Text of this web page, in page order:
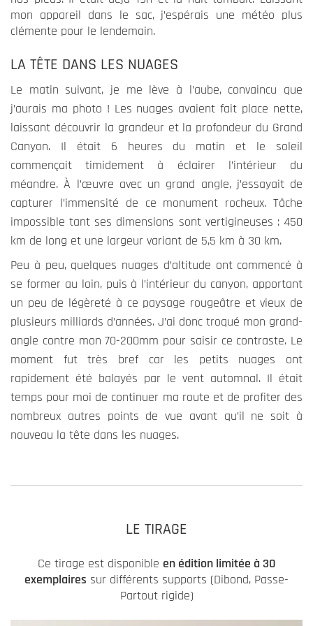
mon appareil dans le sac, j’espérais une météo plus
clémente pour le lendemain.
LA TÊTE DANS LES NUAGES
Le matin suivant, je me lève à l’aube, convaincu que
j’aurais ma photo ! Les nuages avaient fait place nette,
laissant découvrir la grandeur et la profondeur du Grand
Canyon. Il était 6 heures du matin et le soleil
commençait timidement à éclairer l’intérieur du
méandre. À l’œuvre avec un grand angle, j’essayait de
capturer l’immensité de ce monument rocheux. Tâche
impossible tant ses dimensions sont vertigineuses : 450
km de long et une largeur variant de 5,5 km à 30 km.
Peu à peu, quelques nuages d’altitude ont commencé à
se former au loin, puis à l’intérieur du canyon, apportant
un peu de légèreté à ce paysage rougeâtre et vieux de
plusieurs milliards d’années. J’ai donc troqué mon grand-
angle contre mon 70-200mm pour saisir ce contraste. Le
moment fut très bref car les petits nuages ont
rapidement été balayés par le vent automnal. Il était
temps pour moi de continuer ma route et de profiter des
nombreux autres points de vue avant qu’il ne soit à
nouveau la tête dans les nuages.
LE TIRAGE
Ce tirage est disponible en édition limitée à 30
exemplaires sur différents supports (Dibond, Passe-
Partout rigide)
une meilleure
expérience
durant votre
visite sur
notre site. Si
vous les
certains
fonctionnalités
ne seront plus
disponible.